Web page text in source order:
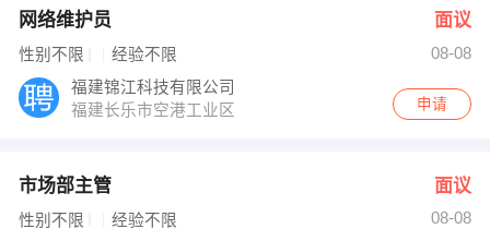
网络维护员 面议
性别不限 经验不限
08-08
福建锦江科技有限公司
福建长乐市空港工业区
申请
市场部主管 面议
性别不限 经验不限
08-08